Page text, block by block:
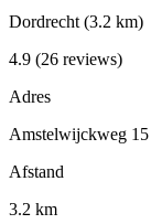
Dordrecht (3.2 km)
4.9 (26 reviews)
Adres
Amstelwijckweg 15
Afstand
3.2 km